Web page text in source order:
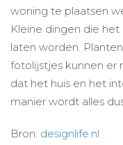
woning te plaatsen
Kleine dingen die
laten worden.
fotolijstjes kunnen er
dat het huis en het
manier wordt alles
Bron: designlife.nl